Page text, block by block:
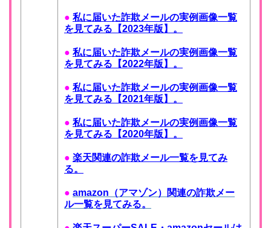
● 私に届いた詐欺メールの実例画像一覧
を見てみる【2023年版】。
● 私に届いた詐欺メールの実例画像一覧
を見てみる【2022年版】。
● 私に届いた詐欺メールの実例画像一覧
を見てみる【2021年版】。
● 私に届いた詐欺メールの実例画像一覧
を見てみる【2020年版】。
● 楽天関連の詐欺メール一覧を見てみ
る。
● amazon（アマゾン）関連の詐欺メー
ル一覧を見てみる。